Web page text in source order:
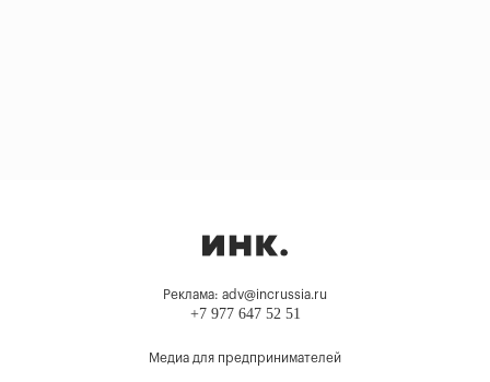
Реклама: adv@incrussia.ru
+7 977 647 52 51
Медиа для предпринимателей